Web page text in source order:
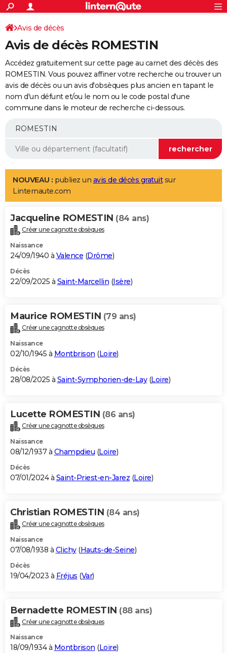
ACTUALITÉS
Politique
Société
Faits Divers
Education
Monde
Villes
+
SPORT
Coupe du monde 2026
Football
Tennis
Cyclisme
Rugby
Forum
Programme TV
TNT
Streaming
Cinéma
Sorties cinéma
Musique
+
FINANCE
Retraite
Epargne
Immobilier
Risques naturels par ville
Banque
Assurance
AUTO
Essais
Réserver un essai
Citadines
Berlines
SUV
Forum auto
+
Mobiles
Meilleur smartphone
Internet
Ordinateurs
Jeux vidéo
Guide high-tech
Aménagement intérieur
LIFESTYLE
Art de vivre
Bien-être
Loisirs
Mode
Modes de vie
Alimentation
Guide de la santé
Maladies
Médicaments
Sommeil
VOYAGE
Destinations
City break
Voyage nature
Voyage de noces
Forum
Climat
+PHOTO
GUIDES D'ACHAT
BONS PLANS
Carte de Noël
Carte Bonne année
Carte Saint-Valentin
Carte Pâques
Carte d'anniversaire
DICTIONNAIRE
Dictionnaire
Biographies
Citations
Expressions
Proverbes
PROGRAMME TV
S'inscrire
Se connecter
Lycées
Collèges
Primaires
Universités
Entreprises
Service militaire
Avis de recherche
AVIS DE DÉCÈS
Bricolage
Lifestyle
Culture
Sport
Auto
Television
Voyage
Cinema
Avis de décès
Avis de décès ROMESTIN
Accédez gratuitement sur cette page au carnet des décès des
ROMESTIN. Vous pouvez affiner votre recherche ou trouver un
avis de décès ou un avis d'obsèques plus ancien en tapant le
nom d'un défunt et/ou le nom ou le code postal d'une
commune dans le moteur de recherche ci-dessous.
NOUVEAU : publiez un avis de décès gratuitsur
Linternaute.com
Jacqueline ROMESTIN (84 ans)
Créer une cagnotte obsèques
Naissance
24/09/1940 à Valence (Drôme)
Décès
22/09/2025 à Saint-Marcellin (Isère)
Maurice ROMESTIN (79 ans)
Créer une cagnotte obsèques
Naissance
02/10/1945 à Montbrison (Loire)
Décès
28/08/2025 à Saint-Symphorien-de-Lay(Loire)
Lucette ROMESTIN (86 ans)
Créer une cagnotte obsèques
Naissance
08/12/1937 à Champdieu (Loire)
Décès
07/01/2024 à Saint-Priest-en-Jarez (Loire)
Christian ROMESTIN (84 ans)
Créer une cagnotte obsèques
Naissance
07/08/1938 à Clichy(Hauts-de-Seine)
Décès
19/04/2023 à Fréjus (Var)
Bernadette ROMESTIN (88 ans)
Créer une cagnotte obsèques
Naissance
18/09/1934 à Montbrison (Loire)